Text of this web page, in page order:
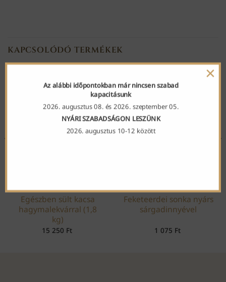
KAPCSOLÓDÓ TERMÉKEK
Egészben sült kacsa
hagymalekvárral (1,8
kg)
15 250 Ft
Feketeerdei sonka nyárs
sárgadinnyével
1 075 Ft
Az alábbi időpontokban már nincsen szabad
kapacitásunk
2026. augusztus 08. és 2026. szeptember 05.
NYÁRI SZABADSÁGON LESZÜNK
2026. augusztus 10-12 között
×